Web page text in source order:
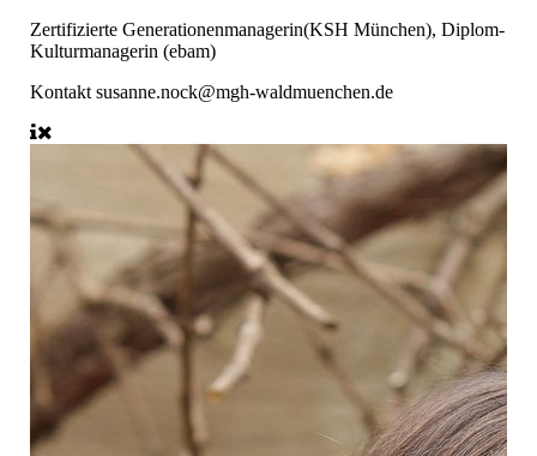
Zertifizierte Generationenmanagerin(KSH München), Diplom-
Kulturmanagerin (ebam)
Kontakt susanne.nock@mgh-waldmuenchen.de